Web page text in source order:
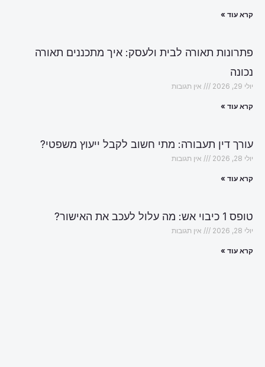
קרא עוד »
פתרונות תאורה לבית ולעסק: איך מתכננים תאורה
נכונה
יולי 29, 2026 אין תגובות
קרא עוד »
עורך דין תעבורה: מתי חשוב לקבל ייעוץ משפטי?
יולי 28, 2026 אין תגובות
קרא עוד »
טופס 1 כיבוי אש: מה עלול לעכב את האישור?
יולי 28, 2026 אין תגובות
קרא עוד »